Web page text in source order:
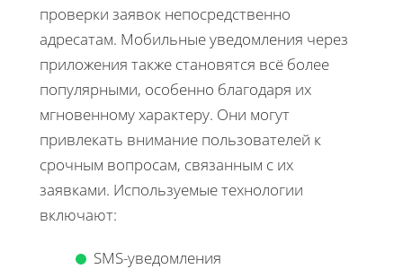
проверки заявок непосредственно
адресатам. Мобильные уведомления через
приложения также становятся всё более
популярными, особенно благодаря их
мгновенному характеру. Они могут
привлекать внимание пользователей к
срочным вопросам, связанным с их
заявками. Используемые технологии
включают:
SMS-уведомления